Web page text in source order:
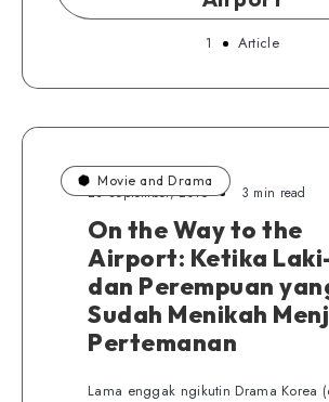
1 Article
Movie and Drama
28 September, 2016 3 min read
On the Way to the
Airport: Ketika
dan Perempuan
Sudah Menikah
Pertemanan
Lama enggak ngikutin Drama Korea